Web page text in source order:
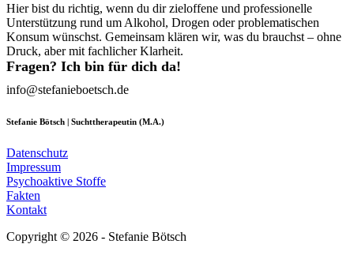
Hier bist du richtig, wenn du dir zieloffene und professionelle
Unterstützung rund um Alkohol, Drogen oder problematischen
Konsum wünschst. Gemeinsam klären wir, was du brauchst – ohne
Druck, aber mit fachlicher Klarheit.
Fragen? Ich bin für dich da!
info@stefanieboetsch.de
Stefanie Bötsch | Suchttherapeutin (M.A.)
Datenschutz
Impressum
Psychoaktive Stoffe
Fakten
Kontakt
Copyright © 2026 - Stefanie Bötsch